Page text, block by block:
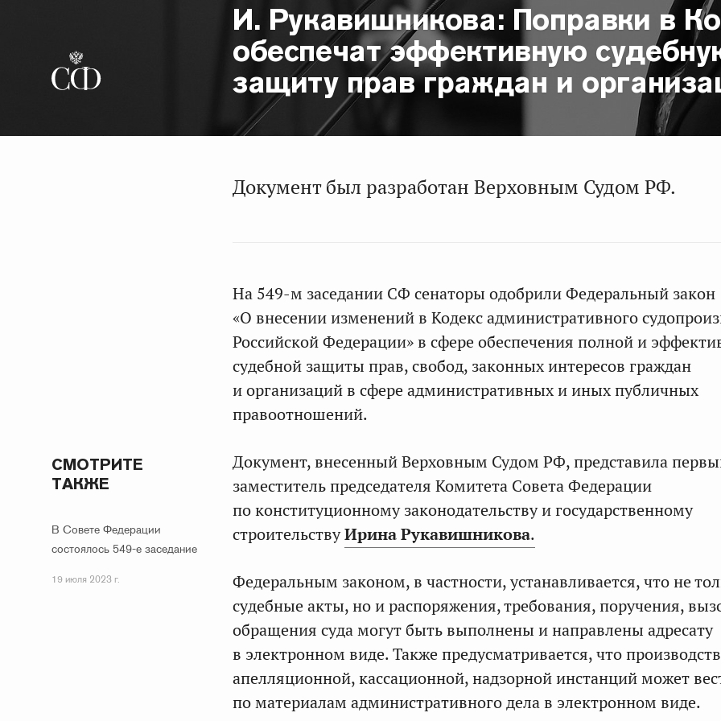
И. Рукавишникова: Поправки в
обеспечат эффективную
защиту прав граждан и
Документ был разработан Верховным Судом РФ.
На 549-м заседании СФ сенаторы одобрили Федеральный закон
«О внесении изменений в Кодекс административного
Российской Федерации» в сфере обеспечения полной и
судебной защиты прав, свобод, законных интересов граждан
и организаций в сфере административных и иных публичных
правоотношений.
СМОТРИТЕ
ТАКЖЕ
В Совете Федерации
состоялось 549-е заседание
19 июля 2023 г.
Документ, внесенный Верховным Судом РФ, представила
заместитель председателя Комитета Совета Федерации
по конституционному законодательству и государственному
строительствуИрина Рукавишникова.
Федеральным законом, в частности, устанавливается, что не
судебные акты, но и распоряжения, требования, поручения,
обращения суда могут быть выполнены и направлены адресату
в электронном виде. Также предусматривается, что
апелляционной, кассационной, надзорной инстанций может
по материалам административного дела в электронном виде.